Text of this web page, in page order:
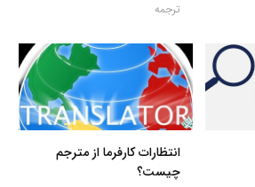
ترجمه
انتظارات کارفرما از مترجم
چیست؟